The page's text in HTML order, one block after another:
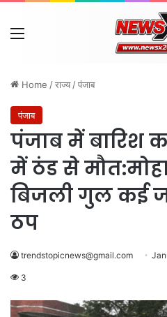
Menu
Home /राज्य /पंजाब
पंजाब
पंजाब में बारिश
में ठंड से
बिजली गुल कई
ठप
trendstopicnews@gmail.com
3